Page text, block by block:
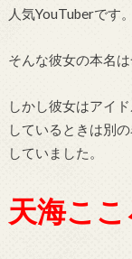
人気YouTuberです。
そんな彼女の本名
しかし彼女はアイ
しているときは別
していました。
天海ここ